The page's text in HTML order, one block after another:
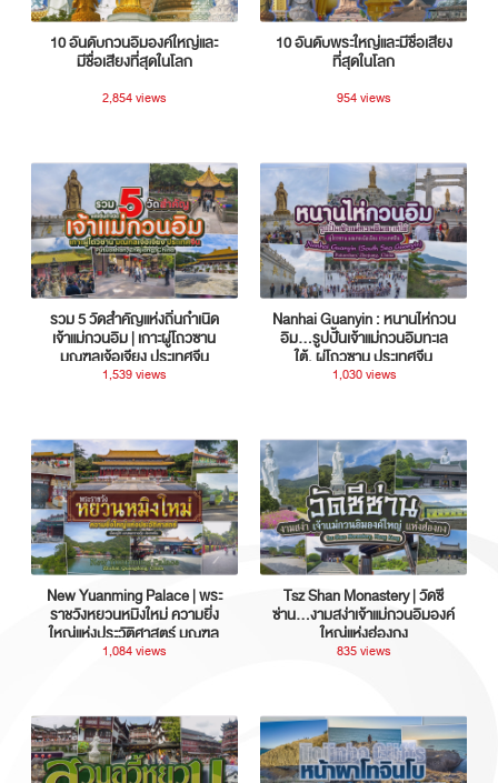
10 อันดับกวนอิมองค์ใหญ่และ
มีชื่อเสียงที่สุดในโลก
2,854 views
10 อันดับพระใหญ่และมีชื่อเสียง
ที่สุดในโลก
954 views
รวม 5 วัดสำคัญแห่งถิ่นกำเนิด
เจ้าแม่กวนอิม | เกาะผู่โถวซาน
มณฑลเจ้อเจียง ประเทศจีน
1,539 views
Nanhai Guanyin : หนานไห่กวน
อิม...รูปปั้นเจ้าแม่กวนอิมทะเล
ใต้, ผู่โถวซาน ประเทศจีน
1,030 views
New Yuanming Palace | พระ
ราชวังหยวนหมิงใหม่ ความยิ่ง
ใหญ่แห่งประวัติศาสตร์ มณฑล
กวางตุ้ง ประเทศจีน
1,084 views
Tsz Shan Monastery | วัดซี
ซ่าน…งามสง่าเจ้าแม่กวนอิมองค์
ใหญ่แห่งฮ่องกง
835 views